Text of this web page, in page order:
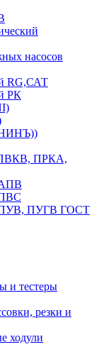
насосов
RG,САТ
РК
ПВКВ, ПРКА,
АПВ
ПУВ, ПУГВ ГОСТ
и тестеры
резки и
ходули